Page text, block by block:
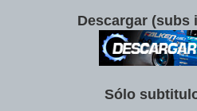
Descargar (subs
Sólo